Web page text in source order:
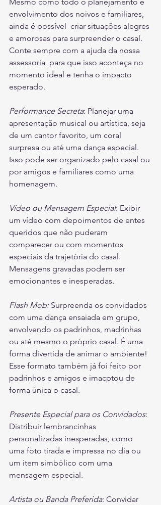
Mesmo como todo o planejamento e
envolvimento dos noivos e familiares,
ainda é possível  criar situações alegres
e amorosas para surpreender o casal.
Conte sempre com a ajuda da nossa
assessoria  para que isso aconteça no
momento ideal e tenha o impacto
esperado.
Performance Secreta: Planejar uma
apresentação musical ou artística, seja
de um cantor favorito, um coral
surpresa ou até uma dança especial.
Isso pode ser organizado pelo casal ou
por amigos e familiares como uma
homenagem.
Vídeo ou Mensagem Especial: Exibir
um vídeo com depoimentos de entes
queridos que não puderam
comparecer ou com momentos
especiais da trajetória do casal.
Mensagens gravadas podem ser
emocionantes e inesperadas.
Flash Mob: Surpreenda os convidados
com uma dança ensaiada em grupo,
envolvendo os padrinhos, madrinhas
ou até mesmo o próprio casal. É uma
forma divertida de animar o ambiente!
Esse formato também já foi feito por
padrinhos e amigos e imacptou de
forma única o casal.
Presente Especial para os Convidados:
Distribuir lembrancinhas
personalizadas inesperadas, como
uma foto tirada e impressa no dia ou
um item simbólico com uma
mensagem especial.
Artista ou Banda Preferida: Convidar